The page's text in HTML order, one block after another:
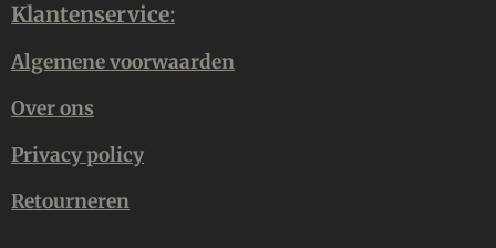
Klantenservice:
Algemene voorwaarden
Over ons
Privacy policy
Retourneren